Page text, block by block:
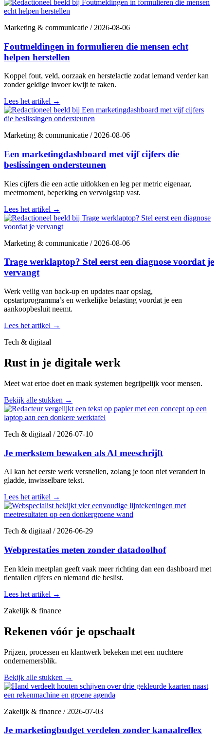
Marketing & communicatie /2026-08-06
Foutmeldingen in formulieren die mensen echt
helpen herstellen
Koppel fout, veld, oorzaak en herstelactie zodat iemand verder kan
zonder geldige invoer kwijt te raken.
Lees het artikel →
Marketing & communicatie /2026-08-06
Een marketingdashboard met vijf cijfers die
beslissingen ondersteunen
Kies cijfers die een actie uitlokken en leg per metric eigenaar,
meetmoment, beperking en vervolgstap vast.
Lees het artikel →
Marketing & communicatie /2026-08-06
Trage werklaptop? Stel eerst een diagnose voordat je
vervangt
Werk veilig van back-up en updates naar opslag,
opstartprogramma’s en werkelijke belasting voordat je een
aankoopbesluit neemt.
Lees het artikel →
Tech & digitaal
Rust in je digitale werk
Meet wat ertoe doet en maak systemen begrijpelijk voor mensen.
Bekijk alle stukken →
Tech & digitaal /2026-07-10
Je merkstem bewaken als AI meeschrijft
AI kan het eerste werk versnellen, zolang je toon niet verandert in
gladde, inwisselbare tekst.
Lees het artikel →
Tech & digitaal /2026-06-29
Webprestaties meten zonder datadoolhof
Een klein meetplan geeft vaak meer richting dan een dashboard met
tientallen cijfers en niemand die beslist.
Lees het artikel →
Zakelijk & finance
Rekenen vóór je opschaalt
Prijzen, processen en klantwerk bekeken met een nuchtere
ondernemersblik.
Bekijk alle stukken →
Zakelijk & finance /2026-07-03
Je marketingbudget verdelen zonder kanaalreflex